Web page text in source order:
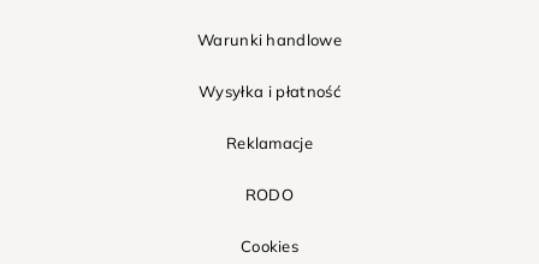
Warunki handlowe
Wysyłka i płatność
Reklamacje
RODO
Cookies